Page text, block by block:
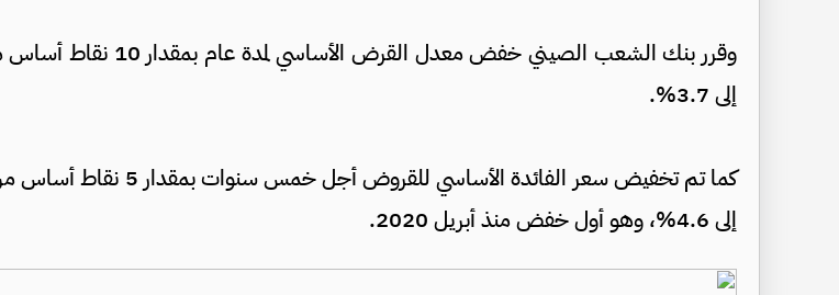
إلى 3.7%.
إلى 4.6%، وهو أول خفض منذ أبريل 2020.